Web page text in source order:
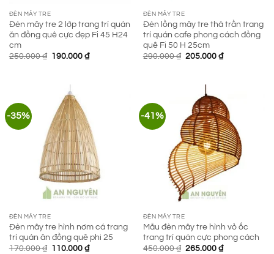
ĐÈN MÂY TRE
Đèn mây tre 2 lớp trang trí quán
ăn đồng quê cực đẹp Fi 45 H24
cm
250.000₫ Giá
190.000 ₫Giá
ĐÈN MÂY TRE
Đèn lồng mây tre thả trần trang
trí quán cafe phong cách đồng
quê Fi 50 H 25cm
290.000₫ Giá
205.000 ₫Giá
-35%
ĐÈN MÂY TRE
Đèn mây tre hình nơm cá trang
trí quán ăn đồng quê phi 25
170.000₫ Giá
110.000 ₫Giá
-41%
ĐÈN MÂY TRE
Mẫu đèn mây tre hình vỏ ốc
trang trí quán cực phong cách
450.000₫ Giá
265.000 ₫Giá